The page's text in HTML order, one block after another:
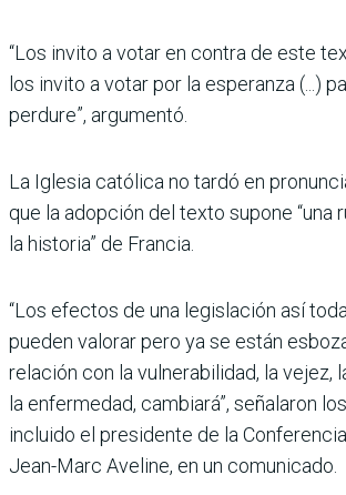
“Los invito a votar en contra de este
los invito a votar por la esperanza (...)
perdure”, argumentó.
La Iglesia católica no tardó en
que la adopción del texto supone “una
la historia” de Francia.
“Los efectos de una legislación así
pueden valorar pero ya se están
relación con la vulnerabilidad, la vejez,
la enfermedad, cambiará”, señalaron
incluido el presidente de la
Jean-Marc Aveline, en un comunicado.